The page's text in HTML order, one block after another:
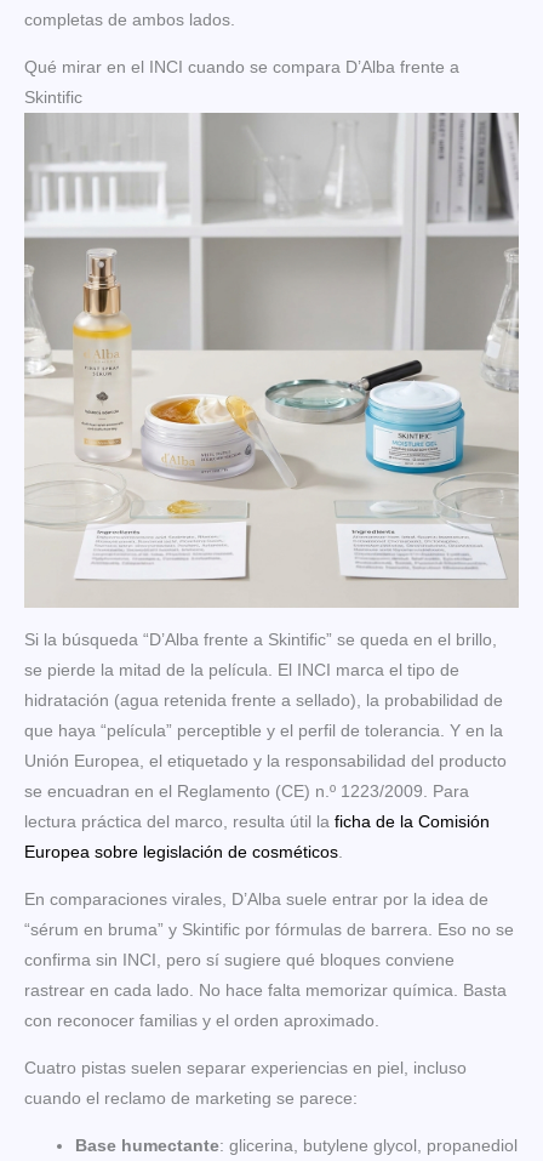
completas de ambos lados.
Qué mirar en el INCI cuando se compara D’Alba frente a
Skintific
Si la búsqueda “D’Alba frente a Skintific” se queda en el brillo,
se pierde la mitad de la película. El INCI marca el tipo de
hidratación (agua retenida frente a sellado), la probabilidad de
que haya “película” perceptible y el perfil de tolerancia. Y en la
Unión Europea, el etiquetado y la responsabilidad del producto
se encuadran en el Reglamento (CE) n.º 1223/2009. Para
lectura práctica del marco, resulta útil la ficha de la Comisión
Europea sobre legislación de cosméticos
En comparaciones virales, D’Alba suele entrar por la idea de
“sérum en bruma” y Skintific por fórmulas de barrera. Eso no se
confirma sin INCI, pero sí sugiere qué bloques conviene
rastrear en cada lado. No hace falta memorizar química. Basta
con reconocer familias y el orden aproximado.
Cuatro pistas suelen separar experiencias en piel, incluso
cuando el reclamo de marketing se parece:
Base humectante: glicerina, butylene glycol, propanediol